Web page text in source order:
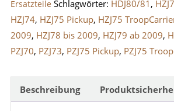
T
/
2H
/
/
Ersatzteile Schlagwörter: HDJ80/81 ,
HZJ74, HZJ75 Pickup, HZJ75
2009, HZJ78 bis 2009, HZJ79 ab 2009,
PZJ70, PZJ73, PZJ75 Pickup, PZJ75
Beschreibung